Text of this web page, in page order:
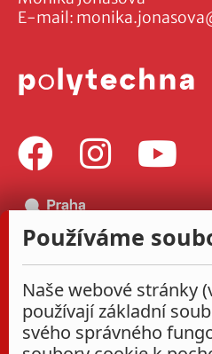
E-mail:
Používáme
Naše webové stránky
používají základní
svého správného